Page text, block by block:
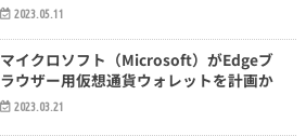
2023.05.11
マイクロソフト（Microsoft）がEdgeブ
ラウザー用仮想通貨ウォレットを計画か
2023.03.21